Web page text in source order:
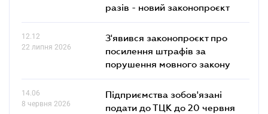
разів - новий законопроєкт
12.12
22 липня 2026
З'явився законопроєкт про
посилення штрафів за
порушення мовного закону
14.06
8 червня 2026
Підприємства зобов'язані
подати до ТЦК до 20 червня